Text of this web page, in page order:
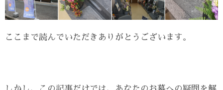
ここまで読んでいただきありがとうございます。